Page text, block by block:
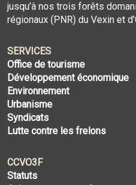
jusqu’à nos trois forêts
régionaux (PNR) du Vexin et
SERVICES
Office de tourisme
Développement économique
Environnement
Urbanisme
Syndicats
Lutte contre les frelons
CCVO3F
Statuts